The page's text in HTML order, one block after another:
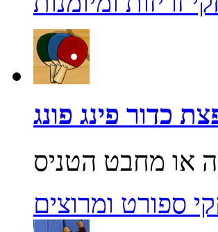
כדור פינג פונג
ספורט ומרוצים